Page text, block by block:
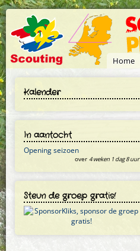
Overslaan en naar de inhoud gaan
Home
Kalender
In aantocht
Opening seizoen
over 4 weken 1 dag 8 uur
Steun de groep gratis!